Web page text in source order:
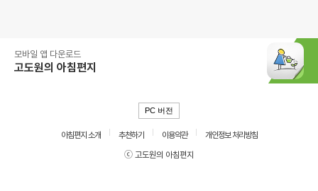
모바일 앱 다운로드
고도원의 아침편지
PC 버전
아침편지 소개 추천하기 이용약관
개인정보 처리방침
ⓒ 고도원의 아침편지